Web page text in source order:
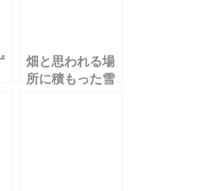
畑と思われる場
所に積もった雪